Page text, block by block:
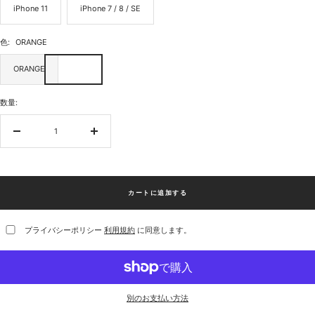
iPhone 11 iPhone 7 / 8 / SE
色: ORANGE
ORANGE
数量:
量
減
数
量
増
カートに追加する
プライバシーポリシー 利用規約 に同意します。
別のお支払い方法